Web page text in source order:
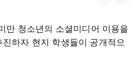
만 청소년의 소셜미디어 이용을
하자 현지 학생들이 공개적으